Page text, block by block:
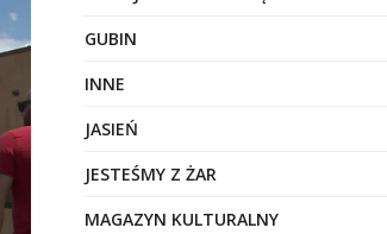
GUBIN
INNE
JASIEŃ
JESTEŚMY Z ŻAR
MAGAZYN KULTURALNY